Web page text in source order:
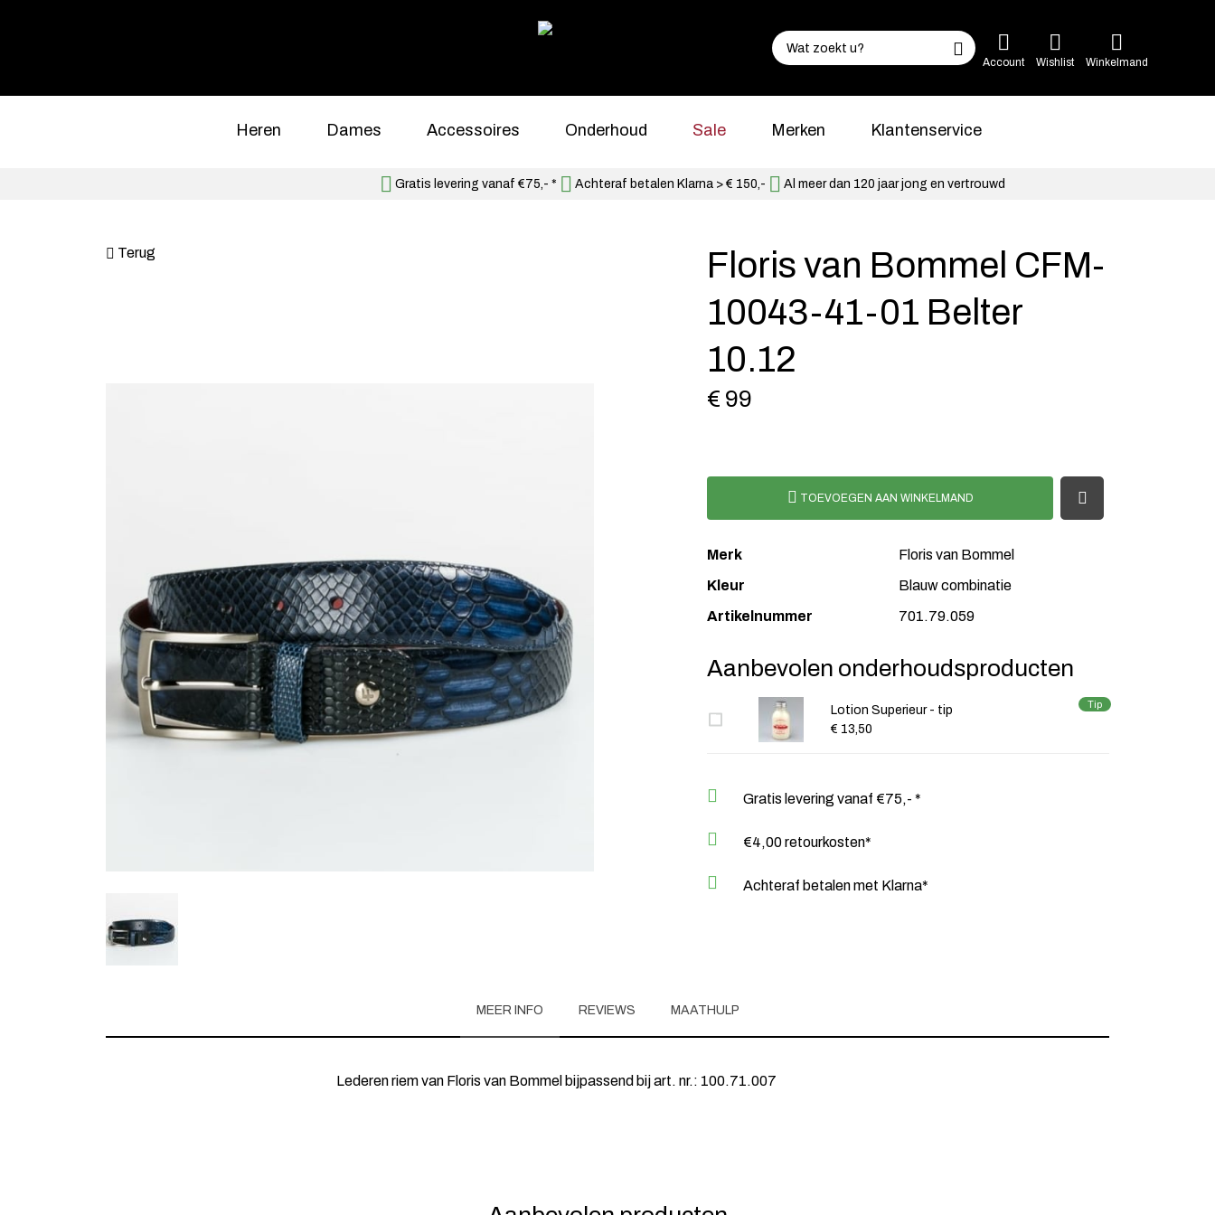
Account Wishlist Winkelmand
Heren Dames Accessoires Onderhoud Sale Merken Klantenservice
Gratis levering vanaf €75,- * Achteraf betalen Klarna > € 150,- Al meer dan 120 jaar jong en vertrouwd
Terug
Floris van Bommel CFM-
10043-41-01 Belter
10.12
€ 99
TOEVOEGEN AAN WINKELMAND
Merk
Floris van Bommel
Kleur
Blauw combinatie
Artikelnummer
701.79.059
Aanbevolen onderhoudsproducten
Tip
Lotion Superieur - tip
€ 13,50
Gratis levering vanaf €75,- *
€4,00 retourkosten*
Achteraf betalen met Klarna*
MEER INFO REVIEWS MAATHULP
Lederen riem van Floris van Bommel bijpassend bij art. nr.: 100.71.007